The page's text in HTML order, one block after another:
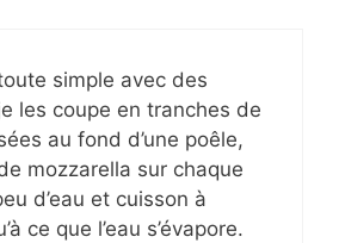
simple avec des
les coupe en tranches de
au fond d’une poêle,
mozzarella sur chaque
d’eau et cuisson à
ce que l’eau s’évapore.